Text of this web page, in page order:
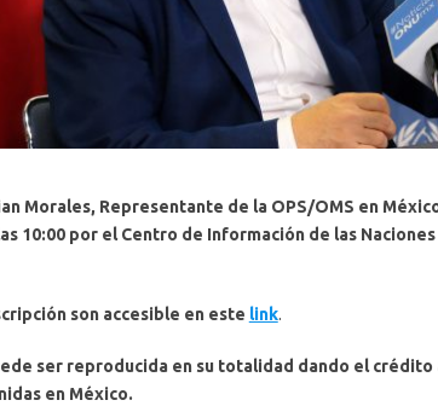
Morales, Representante de la OPS/OMS en
10:00 por el Centro de Información de las Naciones
son accesible en este link.
ser reproducida en su totalidad dando el
en México.